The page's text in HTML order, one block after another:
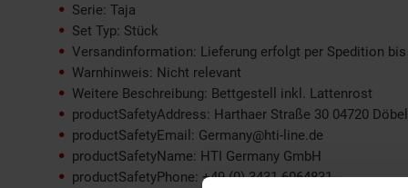
Serie: Taja
Set Typ: Stück
Versandinformation: Lieferung erfolgt per Spedition
Warnhinweis: Nicht relevant
Weitere Beschreibung: Bettgestell inkl. Lattenrost
productSafetyAddress: Harthaer Straße 30 04720
productSafetyEmail: Germany@hti-line.de
productSafetyName: HTI Germany GmbH
productSafetyPhone: +49 (0) 3431 6064831